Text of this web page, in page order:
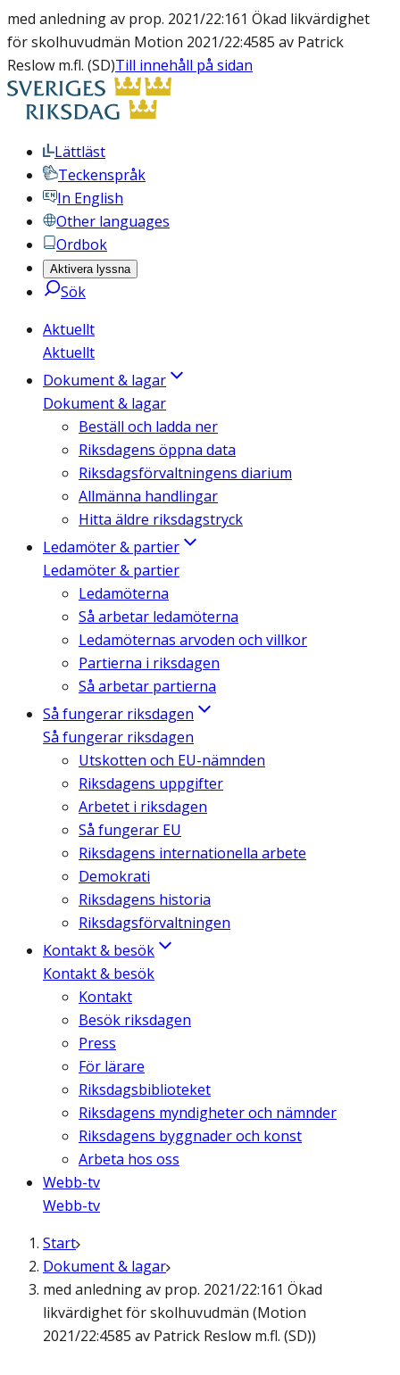
med anledning av prop. 2021/22:161 Ökad likvärdighet
för skolhuvudmän Motion 2021/22:4585 av Patrick
Reslow m.fl. (SD)Till innehåll på sidan
Lättläst
Teckenspråk
In English
Other languages
Ordbok
Aktivera lyssna
Sök
Aktuellt
Aktuellt
Dokument & lagar
Dokument & lagar
Beställ och ladda ner
Riksdagens öppna data
Riksdagsförvaltningens diarium
Allmänna handlingar
Hitta äldre riksdagstryck
Ledamöter & partier
Ledamöter & partier
Ledamöterna
Så arbetar ledamöterna
Ledamöternas arvoden och villkor
Partierna i riksdagen
Så arbetar partierna
Så fungerar riksdagen
Så fungerar riksdagen
Utskotten och EU-nämnden
Riksdagens uppgifter
Arbetet i riksdagen
Så fungerar EU
Riksdagens internationella arbete
Demokrati
Riksdagens historia
Riksdagsförvaltningen
Kontakt & besök
Kontakt & besök
Kontakt
Besök riksdagen
Press
För lärare
Riksdagsbiblioteket
Riksdagens myndigheter och nämnder
Riksdagens byggnader och konst
Arbeta hos oss
Webb-tv
Webb-tv
Start
Dokument & lagar
med anledning av prop. 2021/22:161 Ökad
likvärdighet för skolhuvudmän (Motion
2021/22:4585 av Patrick Reslow m.fl. (SD))